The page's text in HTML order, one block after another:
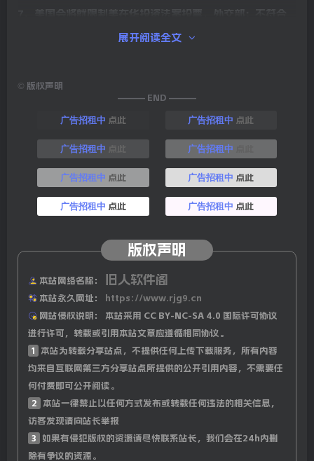
国矿产加税；英媒：特朗普或终止电动车扶持政策；
9、日媒：本田与日产探讨合并，以应对激烈的全球竞争。
本田回应：在考虑合并、资本合作等多种选项；
10、当地17日，刚果(金)一载有100多名乘客的船只沉没，
造成至少25人死亡，搜救工作仍在进行；当地18日，印度海
11、世卫组织最新报告：2023年全球疟疾病例约为2.63亿
例，非洲依旧是疟疾”重灾区”；
12、外媒：法国前总统萨科齐因贪腐罪被判处有期徒刑3
年，在此期间，他将不会在监狱服刑，刑期第一年将佩戴电
子手环；
13、18日，俄罗斯摩尔曼斯克州南部一列客运列车与货运列
车相撞，多节车厢脱轨，乘客数量超300人，造成至少14人
受伤，其中3人伤势严重；
展开阅读全文
© 版权声明
——— END ———
广告招租中 点此 广告招租中 点此
广告招租中 广告招租中
广告招租中 点此 广告招租中 点此
广告招租中 点此 广告招租中 点此
版权声明
本站网络名称： 旧人软件阁
本站永久网址：
https://www.rjg9.cn
网站侵权说明：
本站采用 CC BY-NC-SA 4.0 国际许可协议
进行许可，转载或引用本站文章应遵循相同协议。
1
本站为转载分享站点，不提供任何上传下载服务，所有内容
均来自互联网第三方分享站点所提供的公开引用内容，不需要任
何付费即可公开阅读。
2
本站一律禁止以任何方式发布或转载任何违法的相关信息，
访客发现请向站长举报
3
如果有侵犯版权的资源请尽快联系站长，我们会在24h内删
除有争议的资源。